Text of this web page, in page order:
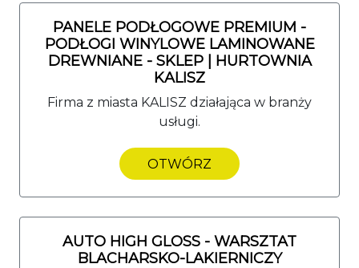
PANELE PODŁOGOWE PREMIUM -
PODŁOGI WINYLOWE LAMINOWANE
DREWNIANE - SKLEP | HURTOWNIA
KALISZ
Firma z miasta KALISZ działająca w branży
usługi.
OTWÓRZ
AUTO HIGH GLOSS - WARSZTAT
BLACHARSKO-LAKIERNICZY